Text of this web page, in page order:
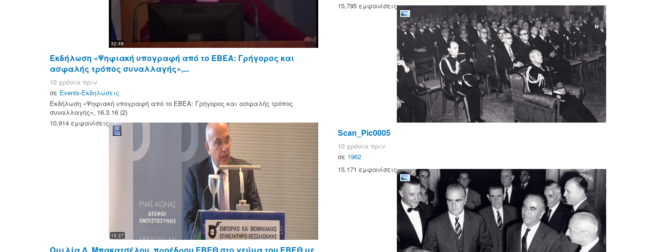
32:48
Εκδήλωση «Ψηφιακή υπογραφή από το ΕΒΕΑ: Γρήγορος και
ασφαλής τρόπος συναλλαγής»,...
10 χρόνια πριν
σε Events-Εκδηλώσεις
Εκδήλωση «Ψηφιακή υπογραφή από το ΕΒΕΑ: Γρήγορος και ασφαλής τρόπος
συναλλαγής», 16.3.16 (2)
10,914 εμφανίσεις
15:27
15,795 εμφανίσεις
Scan_Pic0005
10 χρόνια πριν
σε 1962
15,171 εμφανίσεις